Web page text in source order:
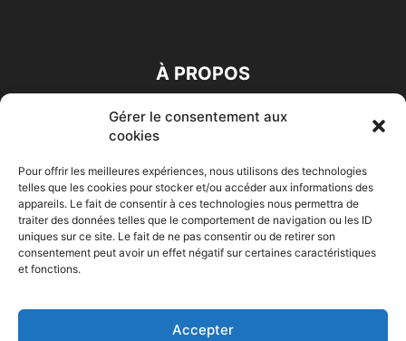
Gérer le consentement aux
cookies
Pour offrir les meilleures expériences, nous utilisons des technologies
telles que les cookies pour stocker et/ou accéder aux informations des
appareils. Le fait de consentir à ces technologies nous permettra de
traiter des données telles que le comportement de navigation ou les ID
uniques sur ce site. Le fait de ne pas consentir ou de retirer son
consentement peut avoir un effet négatif sur certaines caractéristiques
et fonctions.
Accepter
À PROPOS
SUIVEZ NOUS
Accueil Economie Entreprises Entrepreneur Afrique
HIGH-TECH Auto-Moto